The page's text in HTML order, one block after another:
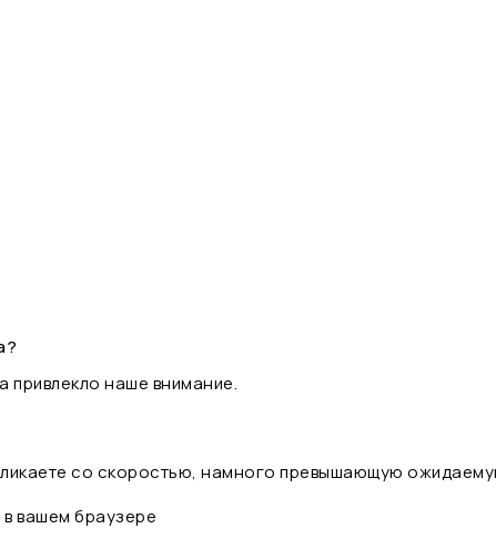
привлекло наше внимание.
со скоростью, намного превышающую
вашем браузере